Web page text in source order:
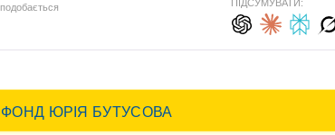
ПІДСУМУВАТИ: